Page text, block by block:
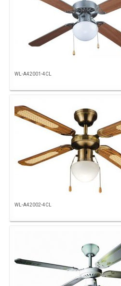
WL-A42001-4CL
WL-A42002-4CL